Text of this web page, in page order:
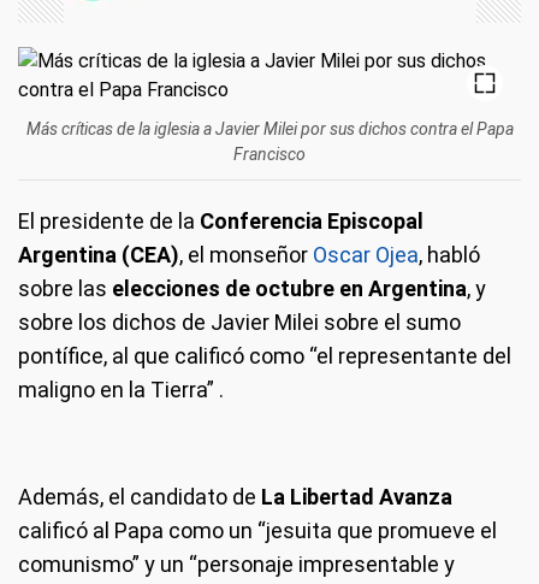
Más críticas de la iglesia a Javier Milei por sus dichos contra el Papa
Francisco
El presidente de la Conferencia Episcopal
Argentina (CEA), el monseñor Oscar Ojea, habló
sobre las elecciones de octubre en Argentina, y
sobre los dichos de Javier Milei sobre el sumo
pontífice, al que calificó como “el representante del
maligno en la Tierra” .
Además, el candidato de La Libertad Avanza
calificó al Papa como un “jesuita que promueve el
comunismo” y un “personaje impresentable y